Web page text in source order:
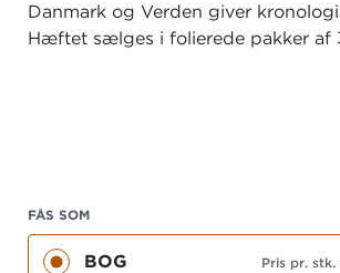
Danmark og Verden giver
Hæftet sælges i folierede pakker af
FÅS SOM
BOG Pris pr. stk.